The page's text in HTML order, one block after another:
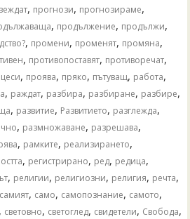
, прогнози, прогнозираме,
, продължение, продължи,
, промени, променят, промяна,
, противопоставят, противоречат,
, проява, пряко, пътуващ, работа,
, раждат, разбира, разбиране, разбире,
, развитие, Развитието, разглежда,
, размножаване, разрешава,
, рамките, реализирането,
, регистрирано, ред, редица,
, религии, религиозни, религия, речта,
самият, само, самопознание, самото,
, световно, светоглед, свидетели, Свобода,